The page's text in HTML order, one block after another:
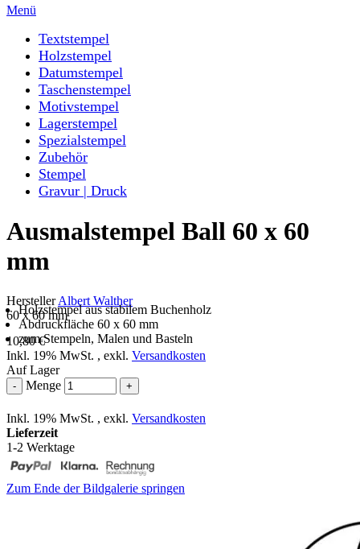
Menü
Textstempel
Holzstempel
Datumstempel
Taschenstempel
Motivstempel
Lagerstempel
Spezialstempel
Zubehör
Stempel
Gravur | Druck
Ausmalstempel Ball 60 x 60
mm
HerstellerAlbert Walther
60 x 60 mm
Holzstempel aus stabilem Buchenholz
Abdruckfläche 60 x 60 mm
zum Stempeln, Malen und Basteln
10,80 €
Inkl. 19% MwSt. , exkl. Versandkosten
Auf Lager
- Menge +
Inkl. 19% MwSt. , exkl. Versandkosten
Lieferzeit
1-2 Werktage
Zum Ende der Bildgalerie springen